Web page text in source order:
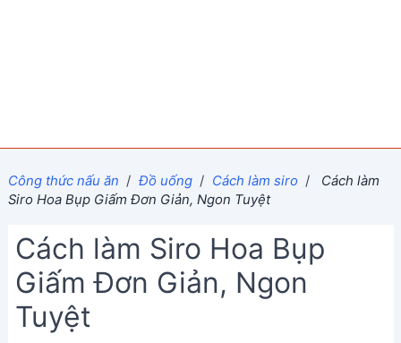
Công thức nấu ăn / Đồ uống / Cách làm siro /
Cách làm
Siro Hoa Bụp Giấm Đơn Giản, Ngon Tuyệt
Cách làm Siro Hoa Bụp
Giấm Đơn Giản, Ngon
Tuyệt